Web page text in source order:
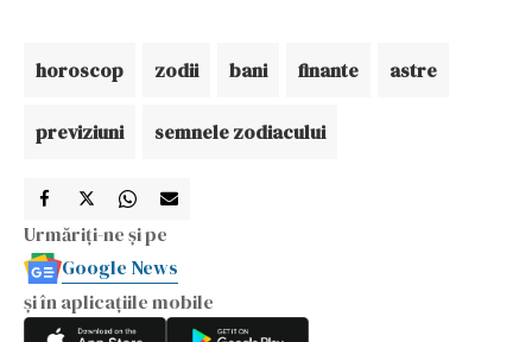
horoscop zodii bani finante astre
previziuni semnele zodiacului
Urmăriți-ne și pe
Google News
și în aplicațiile mobile